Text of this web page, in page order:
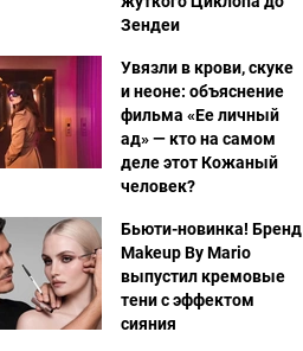
Зендеи
Увязли в крови, скуке
и неоне: объяснение
фильма «Ее личный
ад» — кто на самом
деле этот Кожаный
человек?
Бьюти-новинка! Бренд
Makeup By Mario
выпустил кремовые
тени с эффектом
сияния